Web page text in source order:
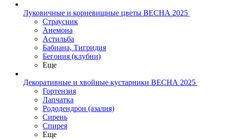
Луковичные и корневищные цветы ВЕСНА 2025
Страусник
Анемона
Астильба
Бабиана, Тигридия
Бегония (клубни)
Еще
Декоративные и хвойные кустарники ВЕСНА 2025
Гортензия
Лапчатка
Рододендрон (азалия)
Сирень
Спирея
Еще